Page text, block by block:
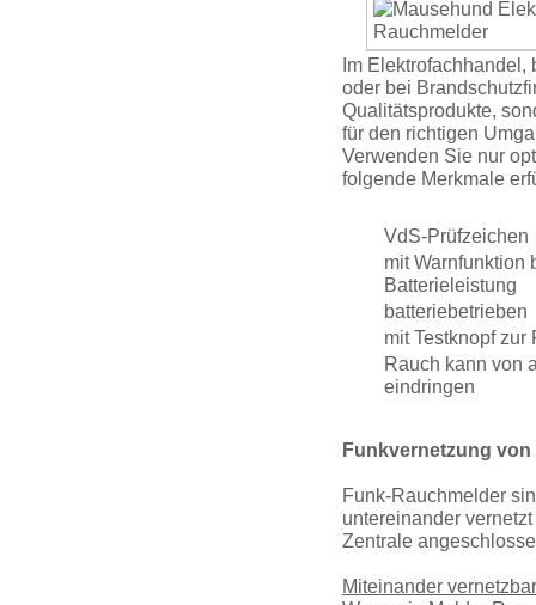
Im Elekt­rofach­handel,
oder bei
Qualitätsprodukte,
für den richtigen
Verwenden Sie nur
folgende Merkmale
VdS-Prüfzeichen
mit Warnfunktion
Batterieleistung
batteriebe­trieben
mit Testknopf
Rauch kann von
eindringen
Funkver­netzung
Funk-Rauchmelder
untereinander
Zentrale
Miteinander